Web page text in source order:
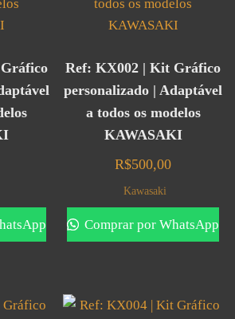
Ref: KX002 | Kit Gráfico
personalizado | Adaptável
a todos os modelos
KAWASAKI
R$500,00
Kawasaki
Comprar por WhatsApp